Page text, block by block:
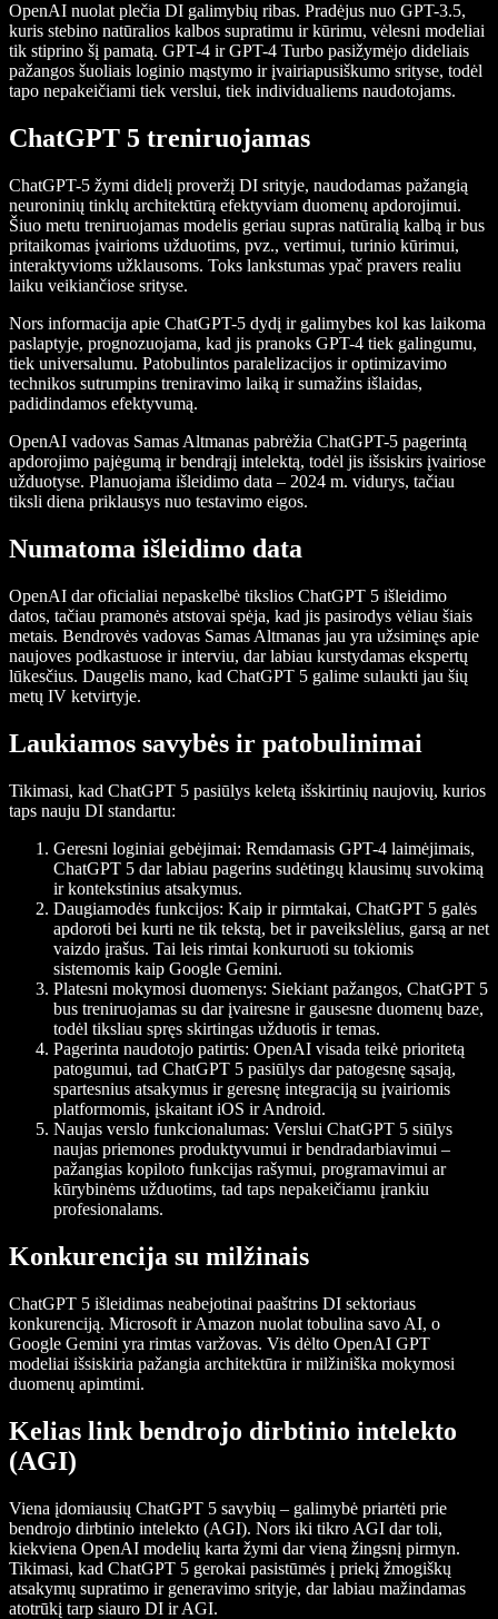
OpenAI nuolat plečia DI galimybių ribas. Pradėjus nuo GPT-3.5,
kuris stebino natūralios kalbos supratimu ir kūrimu, vėlesni modeliai
tik stiprino šį pamatą. GPT-4 ir GPT-4 Turbo pasižymėjo dideliais
pažangos šuoliais loginio mąstymo ir įvairiapusiškumo srityse, todėl
tapo nepakeičiami tiek verslui, tiek individualiems naudotojams.
ChatGPT 5 treniruojamas
ChatGPT-5 žymi didelį proveržį DI srityje, naudodamas pažangią
neuroninių tinklų architektūrą efektyviam duomenų apdorojimui.
Šiuo metu treniruojamas modelis geriau supras natūralią kalbą ir bus
pritaikomas įvairioms užduotims, pvz., vertimui, turinio kūrimui,
interaktyvioms užklausoms. Toks lankstumas ypač pravers realiu
laiku veikiančiose srityse.
Nors informacija apie ChatGPT-5 dydį ir galimybes kol kas laikoma
paslaptyje, prognozuojama, kad jis pranoks GPT-4 tiek galingumu,
tiek universalumu. Patobulintos paralelizacijos ir optimizavimo
technikos sutrumpins treniravimo laiką ir sumažins išlaidas,
padidindamos efektyvumą.
OpenAI vadovas Samas Altmanas pabrėžia ChatGPT-5 pagerintą
apdorojimo pajėgumą ir bendrąjį intelektą, todėl jis išsiskirs įvairiose
užduotyse. Planuojama išleidimo data – 2024 m. vidurys, tačiau
tiksli diena priklausys nuo testavimo eigos.
Numatoma išleidimo data
OpenAI dar oficialiai nepaskelbė tikslios ChatGPT 5 išleidimo
datos, tačiau pramonės atstovai spėja, kad jis pasirodys vėliau šiais
metais. Bendrovės vadovas Samas Altmanas jau yra užsiminęs apie
naujoves podkastuose ir interviu, dar labiau kurstydamas ekspertų
lūkesčius. Daugelis mano, kad ChatGPT 5 galime sulaukti jau šių
metų IV ketvirtyje.
Laukiamos savybės ir patobulinimai
Tikimasi, kad ChatGPT 5 pasiūlys keletą išskirtinių naujovių, kurios
taps nauju DI standartu:
Geresni loginiai gebėjimai: Remdamasis GPT-4 laimėjimais,
ChatGPT 5 dar labiau pagerins sudėtingų klausimų suvokimą
ir kontekstinius atsakymus.
Daugiamodės funkcijos: Kaip ir pirmtakai, ChatGPT 5 galės
apdoroti bei kurti ne tik tekstą, bet ir paveikslėlius, garsą ar net
vaizdo įrašus. Tai leis rimtai konkuruoti su tokiomis
sistemomis kaip Google Gemini.
Platesni mokymosi duomenys: Siekiant pažangos, ChatGPT 5
bus treniruojamas su dar įvairesne ir gausesne duomenų baze,
todėl tiksliau spręs skirtingas užduotis ir temas.
Pagerinta naudotojo patirtis: OpenAI visada teikė prioritetą
patogumui, tad ChatGPT 5 pasiūlys dar patogesnę sąsają,
spartesnius atsakymus ir geresnę integraciją su įvairiomis
platformomis, įskaitant iOS ir Android.
Naujas verslo funkcionalumas: Verslui ChatGPT 5 siūlys
naujas priemones produktyvumui ir bendradarbiavimui –
pažangias kopiloto funkcijas rašymui, programavimui ar
kūrybinėms užduotims, tad taps nepakeičiamu įrankiu
profesionalams.
Konkurencija su milžinais
ChatGPT 5 išleidimas neabejotinai paaštrins DI sektoriaus
konkurenciją. Microsoft ir Amazon nuolat tobulina savo AI, o
Google Gemini yra rimtas varžovas. Vis dėlto OpenAI GPT
modeliai išsiskiria pažangia architektūra ir milžiniška mokymosi
duomenų apimtimi.
Kelias link bendrojo dirbtinio intelekto
(AGI)
Viena įdomiausių ChatGPT 5 savybių – galimybė priartėti prie
bendrojo dirbtinio intelekto (AGI). Nors iki tikro AGI dar toli,
kiekviena OpenAI modelių karta žymi dar vieną žingsnį pirmyn.
Tikimasi, kad ChatGPT 5 gerokai pasistūmės į priekį žmogiškų
atsakymų supratimo ir generavimo srityje, dar labiau mažindamas
atotrūkį tarp siauro DI ir AGI.